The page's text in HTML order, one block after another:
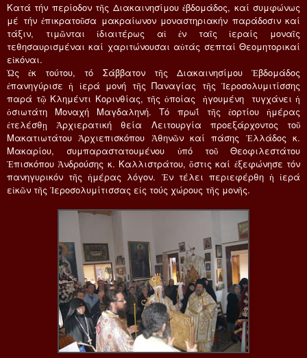
Κατά τήν περίοδον τῆς Διακαινησίμου ἐβδομάδος, καί συμφώνως
μέ τήν ἐπικρατοῦσα μακραίωνον μοναστηριακήν παράδοσιν καί
τάξιν, τιμῶνται ἰδιαιτέρως αἱ ἐν ταῖς ἱεραίς μοναῖς
τεθησαυρισμέναι καί χαριτώνουσαι αὐτάς σεπταί Θεομητορικαί
εἰκόναι.
Ὡς ἐκ τούτου, τό Σάββατον τῆς Διακαινησίμου Ἐβδομάδος
ἐπανηγύρισε ἡ ἱερά μονή τῆς Παναγίας τῆς Ἱεροσολυμιτίσσης
παρά τῷ Κλημέντι Κορινθίας, τῆς ὁποίας ἡγουμένη τυγχάνει ἡ
ὁσιωτάτη Μοναχή Μαγδαληνή. Τό πρωΐ τῆς ἑορτίου ἡμέρας
ἐτελέσθῃ Ἀρχιερατική θεία Λειτουργία προεξάρχοντος τοῦ
Μακατιωτάτου Ἀρχιεπισκόπου Ἀθηνῶν καί πάσης Ἐλλάδος κ.
Μακαρίου, συμπαραστατουμένου ὑπό τοῦ Θεοφιλεστάτου
Ἐπισκόπου Ἀνδρούσης κ. Καλλιστράτου, ὅστις καί ἐξεφώνησε τόν
πανηγυρικόν τῆς ἡμέρας λόγον. Ἐν τέλει περιεφέρθη ἡ ἱερά
εἰκῶν τῆς Ἱεροσολυμίτισσας εἰς τούς χώρους τῆς μονῆς.